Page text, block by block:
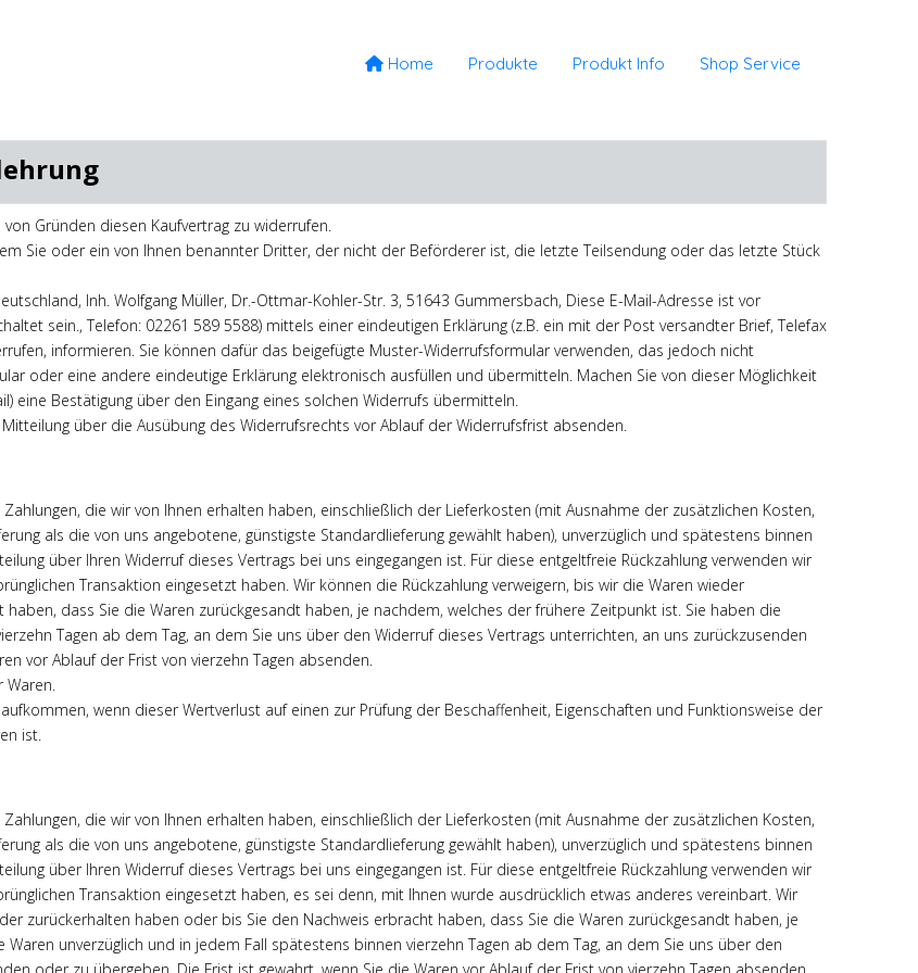
Home Produkte Produkt Info Shop Service
Gründen diesen Kaufvertrag zu widerrufen.
Sie oder ein von Ihnen benannter Dritter, der nicht der Beförderer ist, die letzte Teilsendung oder das letzte Stück
Inh. Wolfgang Müller, Dr.-Ottmar-Kohler-Str. 3, 51643 Gummersbach, Diese E-Mail-Adresse ist vor
sein., Telefon: 02261 589 5588) mittels einer eindeutigen Erklärung (z.B. ein mit der Post versandter Brief, Telefax
informieren. Sie können dafür das beigefügte Muster-Widerrufsformular verwenden, das jedoch nicht
oder eine andere eindeutige Erklärung elektronisch ausfüllen und übermitteln. Machen Sie von dieser Möglichkeit
eine Bestätigung über den Eingang eines solchen Widerrufs übermitteln.
über die Ausübung des Widerrufsrechts vor Ablauf der Widerrufsfrist absenden.
die wir von Ihnen erhalten haben, einschließlich der Lieferkosten (mit Ausnahme der zusätzlichen Kosten,
als die von uns angebotene, günstigste Standardlieferung gewählt haben), unverzüglich und spätestens binnen
über Ihren Widerruf dieses Vertrags bei uns eingegangen ist. Für diese entgeltfreie Rückzahlung verwenden wir
Transaktion eingesetzt haben. Wir können die Rückzahlung verweigern, bis wir die Waren wieder
dass Sie die Waren zurückgesandt haben, je nachdem, welches der frühere Zeitpunkt ist. Sie haben die
Tagen ab dem Tag, an dem Sie uns über den Widerruf dieses Vertrags unterrichten, an uns zurückzusenden
vor Ablauf der Frist von vierzehn Tagen absenden.
Waren.
wenn dieser Wertverlust auf einen zur Prüfung der Beschaffenheit, Eigenschaften und Funktionsweise der
ist.
die wir von Ihnen erhalten haben, einschließlich der Lieferkosten (mit Ausnahme der zusätzlichen Kosten,
als die von uns angebotene, günstigste Standardlieferung gewählt haben), unverzüglich und spätestens binnen
über Ihren Widerruf dieses Vertrags bei uns eingegangen ist. Für diese entgeltfreie Rückzahlung verwenden wir
Transaktion eingesetzt haben, es sei denn, mit Ihnen wurde ausdrücklich etwas anderes vereinbart. Wir
zurückerhalten haben oder bis Sie den Nachweis erbracht haben, dass Sie die Waren zurückgesandt haben, je
unverzüglich und in jedem Fall spätestens binnen vierzehn Tagen ab dem Tag, an dem Sie uns über den